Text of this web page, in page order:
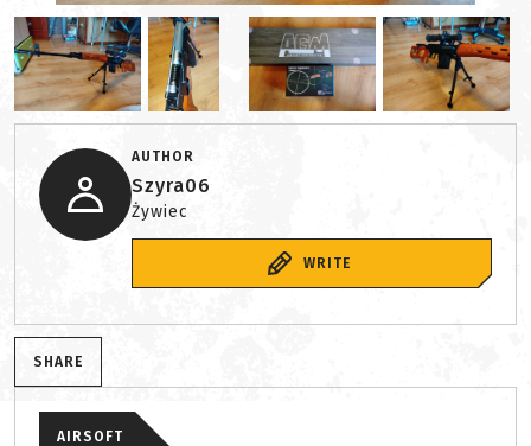
AUTHOR
Szyra06
Żywiec
WRITE
SHARE
AIRSOFT